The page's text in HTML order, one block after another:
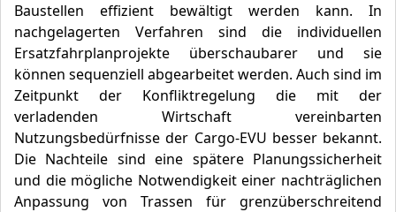
Baustellen effizient bewältigt werden kann. In
nachgelagerten Verfahren sind die individuellen
Ersatzfahrplanprojekte überschaubarer und sie
können sequenziell abgearbeitet werden. Auch sind im
Zeitpunkt der Konfliktregelung die mit der
verladenden Wirtschaft vereinbarten
Nutzungsbedürfnisse der Cargo-EVU besser bekannt.
Die Nachteile sind eine spätere Planungssicherheit
und die mögliche Notwendigkeit einer nachträglichen
Anpassung von Trassen für grenzüberschreitend